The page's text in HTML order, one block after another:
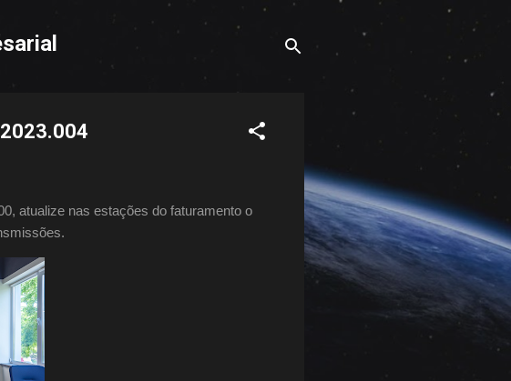
atualize nas estações do faturamento o